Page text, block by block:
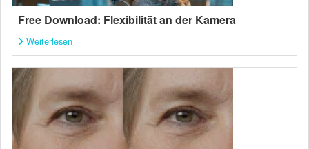
Free Download: Flexibilität an der Kamera
Weiterlesen